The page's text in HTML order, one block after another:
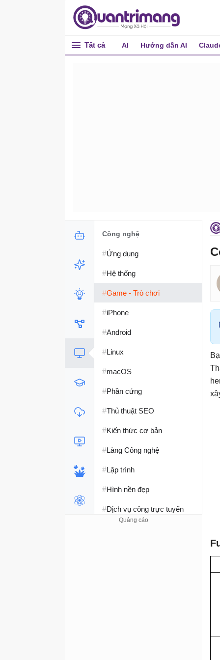
Tất cả AI Hướng dẫn AI
Công nghệ
#Ứng dụng
#Hệ thống
#Game - Trò chơi
#iPhone
#Android
#Linux
#macOS
#Phần cứng
#Thủ thuật SEO
#Kiến thức cơ bản
#Làng Công nghệ
#Lập trình
#Hình nền đẹp
#Dịch vụ công trực tuyến